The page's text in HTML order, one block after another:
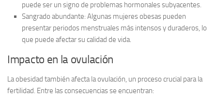
puede ser un signo de problemas hormonales subyacentes.
Sangrado abundante: Algunas mujeres obesas pueden
presentar periodos menstruales más intensos y duraderos, lo
que puede afectar su calidad de vida.
Impacto en la ovulación
La obesidad también afecta la ovulación, un proceso crucial para la
fertilidad. Entre las consecuencias se encuentran: